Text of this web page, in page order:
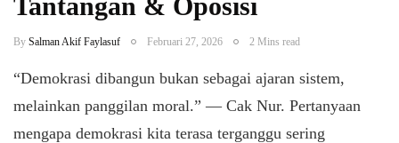
By Salman Akif Faylasuf Februari 27, 2026 2 Mins read
“Demokrasi dibangun bukan sebagai ajaran sistem,
melainkan panggilan moral.” — Cak Nur. ​Pertanyaan
mengapa demokrasi kita terasa terganggu sering